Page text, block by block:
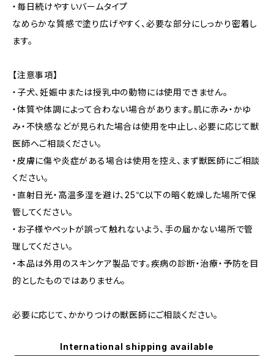
・毎日続けやすいバームタイプ
なめらかな質感で塗り広げやすく、必要な部分にしっかり密着し
ます。
【注意事項】
・子犬、妊娠中または授乳中の動物には使用できません。
・体質や体調によって合わない場合があります。肌に赤み・かゆ
み・不快感などが見られた場合は使用を中止し、必要に応じて獣
医師へご相談ください。
・皮膚に傷や炎症がある場合は使用を控え、まず獣医師にご相談
ください。
・直射日光・高温多湿を避け、25℃以下の暗く乾燥した場所で保
管してください。
・お子様やペットが誤って触れないよう、手の届かない場所で管
理してください。
・本品は外用のスキンケア製品です。疾病の診断・治療・予防を目
的としたものではありません。
必要に応じて、かかりつけの獣医師にご相談ください。
International shipping available